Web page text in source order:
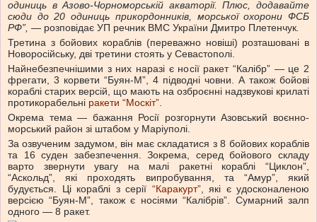
одиниць в Азово-Чорноморській акваторії. Плюс, додавайте
сюди до 20 одиниць прикордонників, морської охорони ФСБ
РФ”, — розповідає УП речник ВМС України Дмитро Плетенчук.
Третина з бойових кораблів (переважно новіші) розташовані в
Новоросійську, дві третини стоять у Севастополі.
Найнебезпечнішими з них наразі є носії ракет “Калібр” — це 2
фрегати, 3 корвети “Буян-М”, 4 підводні човни. А також бойові
кораблі старих версій, що мають на озброєнні надзвукові крилаті
протикорабельні ракети “Москіт”.
Окрема тема — бажання Росії розгорнути Азовський воєнно-
морський район зі штабом у Маріуполі.
За озвученим задумом, він має складатися з 8 бойових кораблів
та 16 суден забезпечення. Зокрема, серед бойового складу
варто звернути увагу на малі ракетні кораблі “Циклон”,
“Аскольд”, які проходять випробування, та “Амур”, який
будується. Ці кораблі з серії “Каракурт”, які є удосконаленою
версією “Буян-М”, також є носіями “Калібрів”. Сумарний залп
одного — 8 ракет.